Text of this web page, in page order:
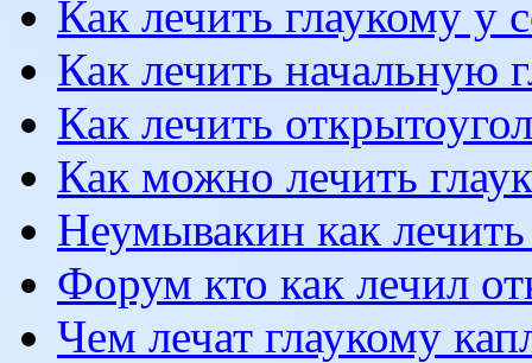
Как лечить глаукому у
Как лечить начальную
Как лечить
Как можно лечить
Неумывакин как
Форум кто как лечил
Чем лечат глаукому